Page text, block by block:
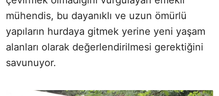
mühendis, bu dayanıklı ve uzun ömürlü
yapıların hurdaya gitmek yerine yeni yaşam
alanları olarak değerlendirilmesi gerektiğini
savunuyor.